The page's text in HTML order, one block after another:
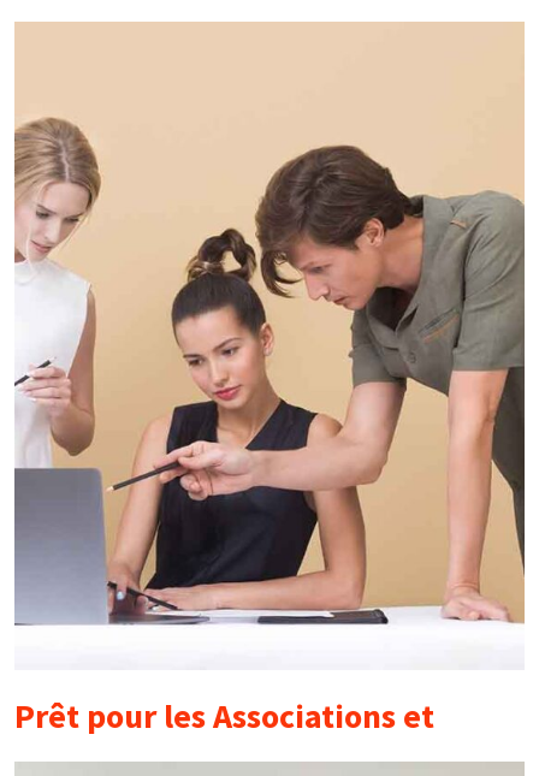
Prêt pour les Associations et